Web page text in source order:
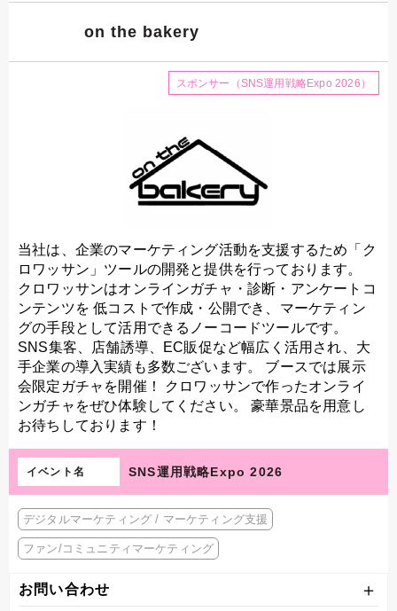
on the bakery
スポンサー（SNS運用戦略Expo 2026）
当社は、企業のマーケティング活動を支援するため「ク
ロワッサン」ツールの開発と提供を行っております。
クロワッサンはオンラインガチャ・診断・アンケートコ
ンテンツを 低コストで作成・公開でき、マーケティン
グの手段として活用できるノーコードツールです。
SNS集客、店舗誘導、EC販促など幅広く活用され、大
手企業の導入実績も多数ございます。 ブースでは展示
会限定ガチャを開催！ クロワッサンで作ったオンライ
ンガチャをぜひ体験してください。 豪華景品を用意し
お待ちしております！
イベント名 SNS運用戦略Expo 2026
デジタルマーケティング / マーケティング支援
ファン/コミュニティマーケティング
お問い合わせ